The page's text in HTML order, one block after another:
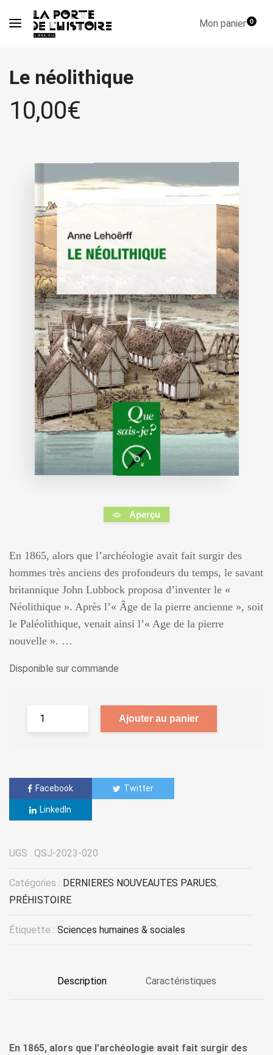
Mon panier0
Le néolithique
10,00€
Aperçu
En 1865, alors que l’archéologie avait fait surgir des
hommes très anciens des profondeurs du temps, le savant
britannique John Lubbock proposa d’inventer le «
Néolithique ». Après l’« Âge de la pierre ancienne », soit
le Paléolithique, venait ainsi l’« Age de la pierre
nouvelle ». …
Disponible sur commande
Ajouter au panier
Facebook Twitter
LinkedIn
UGS : QSJ-2023-020
Catégories : DERNIERES NOUVEAUTES PARUES,
PRÉHISTOIRE
Étiquette : Sciences humaines & sociales
Description Caractéristiques
En 1865, alors que l’archéologie avait fait surgir des